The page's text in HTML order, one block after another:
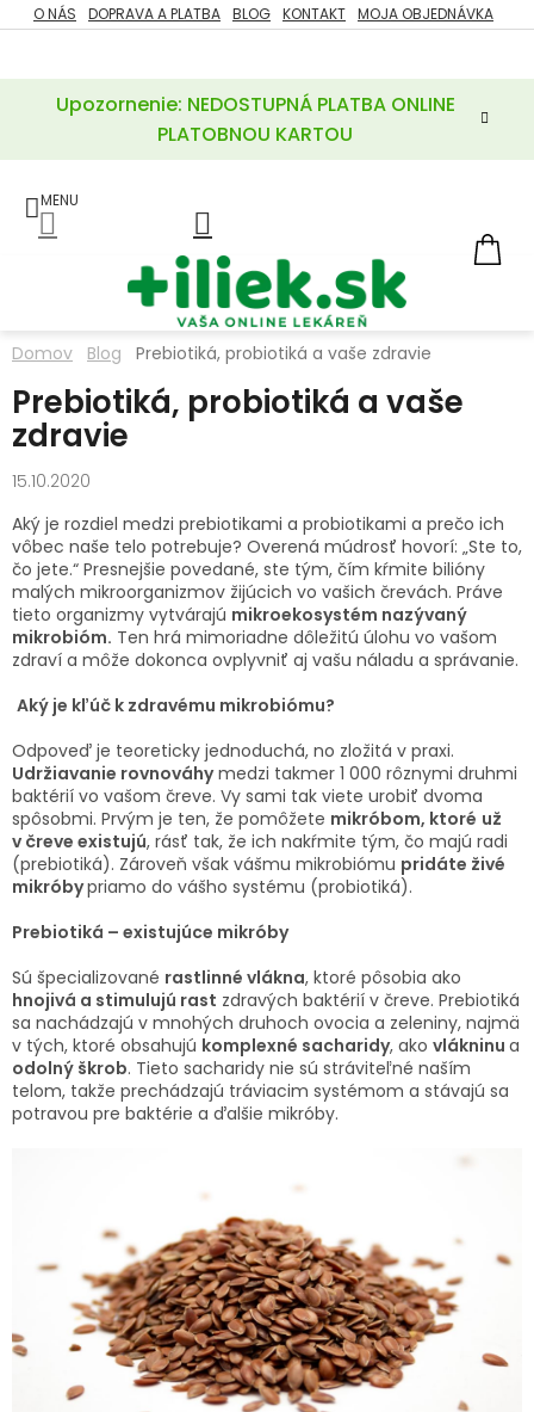
Prejsť
na
Upozornenie: NEDOSTUPNÁ PLATBA ONLINE
PLATOBNOU KARTOU
O NÁS DOPRAVA A PLATBA BLOG KONTAKT MOJA OBJEDNÁVKA
ZĽAVY
POTREBY
A
LIEKY
A
MINERÁLY
KOZMETIKA
TRÁVENIE
EROTIKA
BOLESŤ
DENTÁLNA
HYGIENA
ZDRAVOTNÍCKE
POMÔCKY
LIEKY
VETERINA
SENIORI
Domov Blog Prebiotiká, probiotiká a vaše zdravie
Prebiotiká, probiotiká a vaše
zdravie
15.10.2020
Aký je rozdiel medzi prebiotikami a probiotikami a prečo ich
vôbec naše telo potrebuje? Overená múdrosť hovorí: „Ste to,
čo jete.“ Presnejšie povedané, ste tým, čím kŕmite bilióny
malých mikroorganizmov žijúcich vo vašich črevách. Práve
tieto organizmy vytvárajú mikroekosystém nazývaný
mikrobióm. Ten hrá mimoriadne dôležitú úlohu vo vašom
zdraví a môže dokonca ovplyvniť aj vašu náladu a správanie.
Aký je kľúč k zdravému mikrobiómu?
Odpoveď je teoreticky jednoduchá, no zložitá v praxi.
Udržiavanie rovnováhymedzi takmer 1 000 rôznymi druhmi
baktérií vo vašom čreve. Vy sami tak viete urobiť dvoma
spôsobmi. Prvým je ten, že pomôžete mikróbom, ktoré už
v čreve existujú, rásť tak, že ich nakŕmite tým, čo majú radi
(prebiotiká). Zároveň však vášmu mikrobiómu pridáte živé
mikróbypriamo do vášho systému (probiotiká).
Prebiotiká – existujúce mikróby
Sú špecializované rastlinné vlákna, ktoré pôsobia ako
hnojivá a stimulujú rast zdravých baktérií v čreve. Prebiotiká
sa nachádzajú v mnohých druhoch ovocia a zeleniny, najmä
v tých, ktoré obsahujú komplexné sacharidy, ako vlákninu a
odolný škrob. Tieto sacharidy nie sú stráviteľné naším
telom, takže prechádzajú tráviacim systémom a stávajú sa
potravou pre baktérie a ďalšie mikróby.